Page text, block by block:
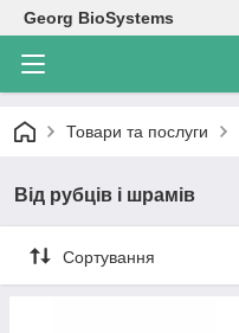
Georg BioSystems
Товари та послуги
Від рубців і шрамів
Сортування